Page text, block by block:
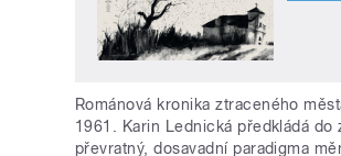
Románová kronika ztraceného
1961. Karin Lednická předkládá do
převratný, dosavadní paradigma